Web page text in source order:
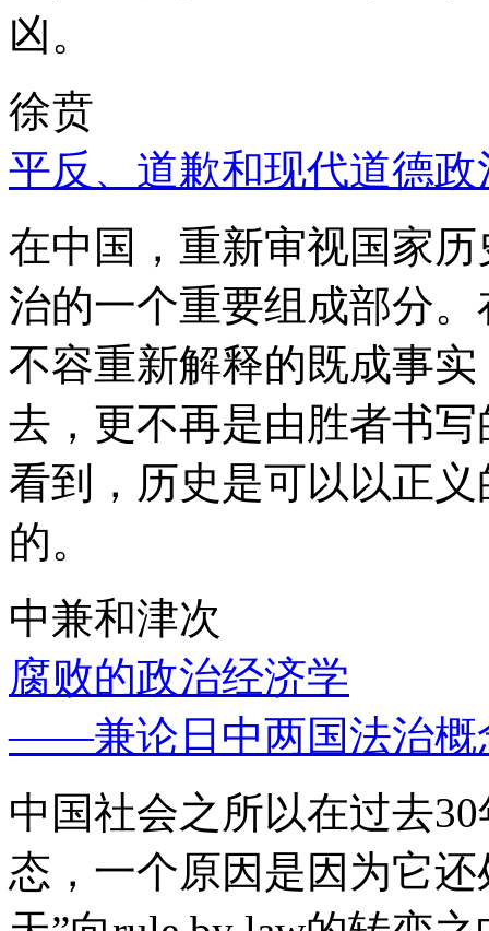
凶。
徐贲
平反、道歉和现代道德政
在中国，重新审视国家
治的一个重要组成部分
不容重新解释的既成事
去，更不再是由胜者书
看到，历史是可以以正
的。
中兼和津次
腐败的政治经济学
——兼论日中两国法治概
中国社会之所以在过去
态，一个原因是因为它